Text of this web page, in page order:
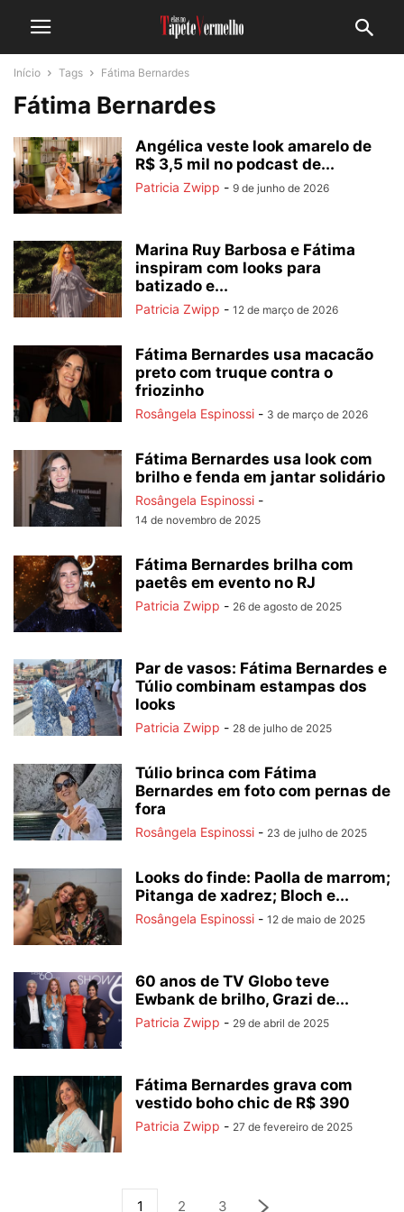
Início Tags Fátima Bernardes
Fátima Bernardes
Angélica veste look amarelo de
R$ 3,5 mil no podcast de...
Patricia Zwipp - 9 de junho de 2026
Marina Ruy Barbosa e Fátima
inspiram com looks para
batizado e...
Patricia Zwipp - 12 de março de 2026
Fátima Bernardes usa macacão
preto com truque contra o
friozinho
Rosângela Espinossi - 3 de março de 2026
Fátima Bernardes usa look com
brilho e fenda em jantar solidário
Rosângela Espinossi -
14 de novembro de 2025
Fátima Bernardes brilha com
paetês em evento no RJ
Patricia Zwipp - 26 de agosto de 2025
Par de vasos: Fátima Bernardes e
Túlio combinam estampas dos
looks
Patricia Zwipp - 28 de julho de 2025
Túlio brinca com Fátima
Bernardes em foto com pernas de
fora
Rosângela Espinossi - 23 de julho de 2025
Looks do finde: Paolla de marrom;
Pitanga de xadrez; Bloch e...
Rosângela Espinossi - 12 de maio de 2025
60 anos de TV Globo teve
Ewbank de brilho, Grazi de...
Patricia Zwipp - 29 de abril de 2025
Fátima Bernardes grava com
vestido boho chic de R$ 390
Patricia Zwipp - 27 de fevereiro de 2025
1 2 3